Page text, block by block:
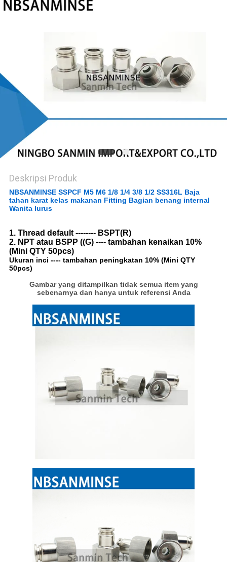
Deskripsi Produk
NBSANMINSE SSPCF M5 M6 1/8 1/4 3/8 1/2 SS316L Baja
tahan karat kelas makanan Fitting Bagian benang internal
Wanita lurus
1. Thread default -------- BSPT(R)
2. NPT atau BSPP ((G) ---- tambahan kenaikan 10%
(Mini QTY 50pcs)
Ukuran inci ---- tambahan peningkatan 10% (Mini QTY
50pcs)
Gambar yang ditampilkan tidak semua item yang
sebenarnya dan hanya untuk referensi Anda